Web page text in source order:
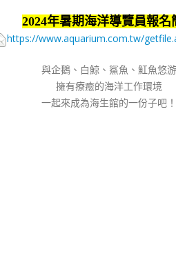
2024年暑期海洋導覽員報名
https://www.aquarium.com.tw/
與企鵝、白鯨、鯊魚、魟魚悠游
擁有療癒的海洋工作環境
一起來成為海生館的一份子吧！